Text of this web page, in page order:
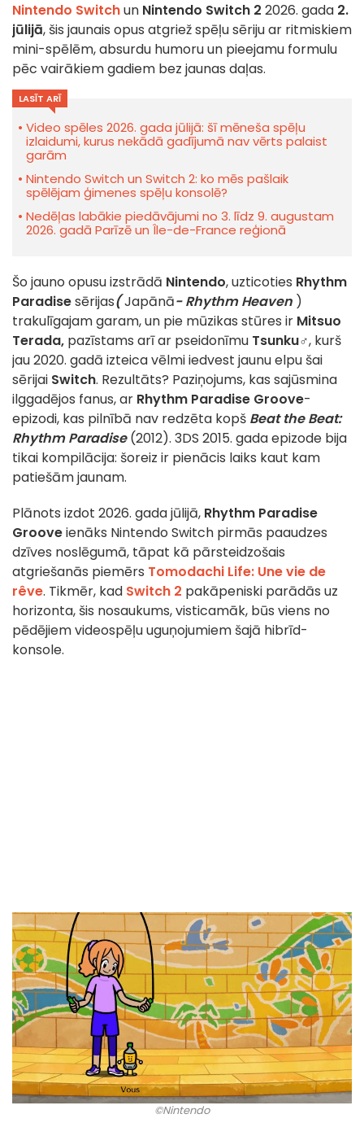
Nintendo Switchun Nintendo Switch 2 2026. gada 2.
jūlijā, šis jaunais opus atgriež spēļu sēriju ar ritmiskiem
mini-spēlēm, absurdu humoru un pieejamu formulu
pēc vairākiem gadiem bez jaunas daļas.
LASĪT ARĪ
Video spēles 2026. gada jūlijā: šī mēneša spēļu
izlaidumi, kurus nekādā gadījumā nav vērts palaist
garām
Nintendo Switch un Switch 2: ko mēs pašlaik
spēlējam ģimenes spēļu konsolē?
Nedēļas labākie piedāvājumi no 3. līdz 9. augustam
2026. gadā Parīzē un Île-de-France reģionā
Šo jauno opusu izstrādā Nintendo, uzticoties Rhythm
Paradisesērijas(Japānā- Rhythm Heaven )
trakulīgajam garam, un pie mūzikas stūres ir Mitsuo
Terada, pazīstams arī ar pseidonīmu Tsunku♂, kurš
jau 2020. gadā izteica vēlmi iedvest jaunu elpu šai
sērijai Switch. Rezultāts? Paziņojums, kas sajūsmina
ilggadējos fanus, ar Rhythm Paradise Groove-
epizodi, kas pilnībā nav redzēta kopš Beat the Beat:
Rhythm Paradise(2012). 3DS 2015. gada epizode bija
tikai kompilācija: šoreiz ir pienācis laiks kaut kam
patiešām jaunam.
Plānots izdot 2026. gada jūlijā, Rhythm Paradise
Grooveienāks Nintendo Switch pirmās paaudzes
dzīves noslēgumā, tāpat kā pārsteidzošais
atgriešanās piemērs Tomodachi Life: Une vie de
rêve. Tikmēr, kad Switch 2 pakāpeniski parādās uz
horizonta, šis nosaukums, visticamāk, būs viens no
pēdējiem videospēļu uguņojumiem šajā hibrīd-
konsole.
©Nintendo